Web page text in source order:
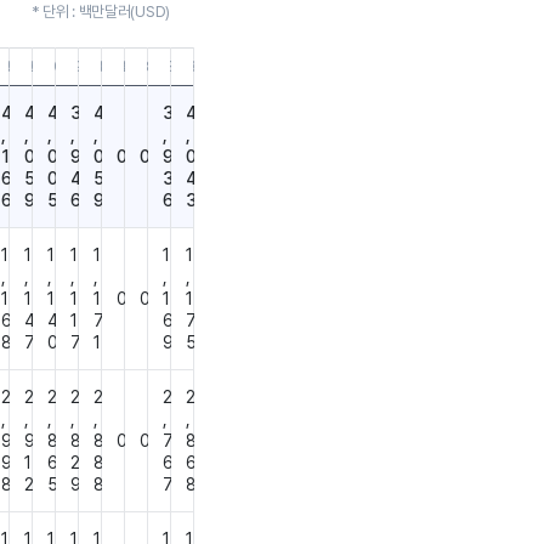
* 단위 : 백만달러(USD)
19.12.3119.09.3019.06.3019.03.3118.12.3118.09.3018.06.3018.03.3117.12.31
4
1
6
6
4
0
5
9
4
0
0
5
3
9
4
6
4
0
5
9
0 0
3
9
3
6
4
0
4
3
1
1
6
8
1
1
4
7
1
1
4
0
1
1
1
7
1
1
7
1
0 0
1
1
6
9
1
1
7
5
2
9
9
8
2
9
1
2
2
8
6
5
2
8
2
9
2
8
8
8
0 0
2
7
6
7
2
8
6
8
1
1
1
1
1
1
1